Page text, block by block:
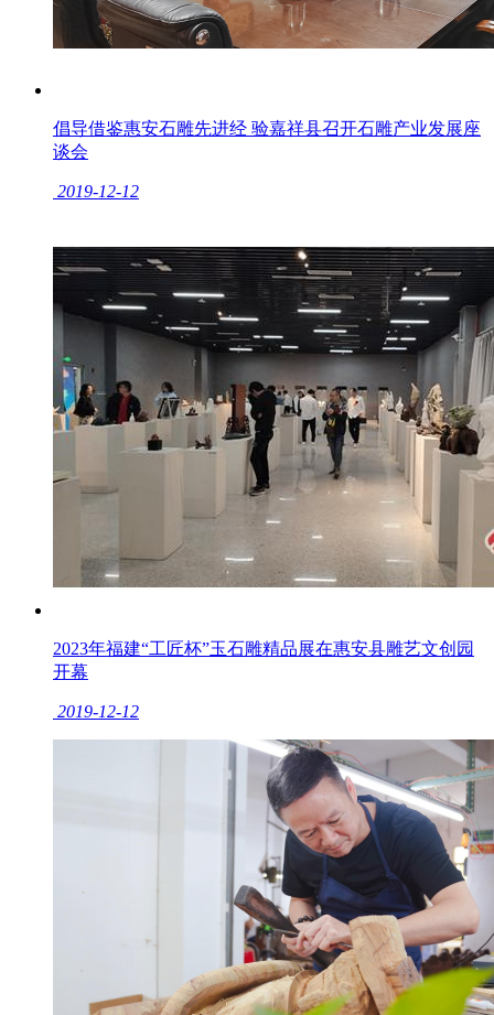
倡导借鉴惠安石雕先进经 验嘉祥县召开石雕产业发展座
谈会
2019-12-12
2023年福建“工匠杯”玉石雕精品展在惠安县雕艺文创园
开幕
2019-12-12